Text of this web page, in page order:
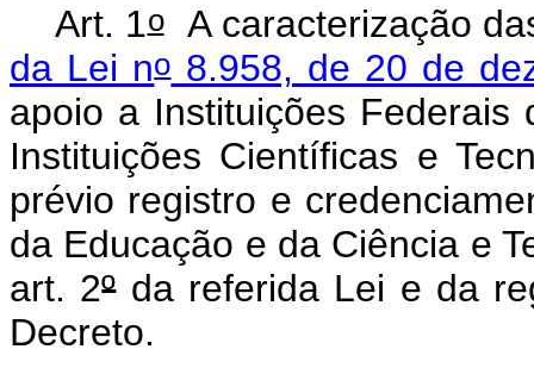
Art. 1oA caracterização
da Lei no8.958, de 20 de
apoio a Instituições
Instituições Científicas e
prévio registro e
da Educação e da Ciência e
art. 2ºda referida Lei e da
Decreto.